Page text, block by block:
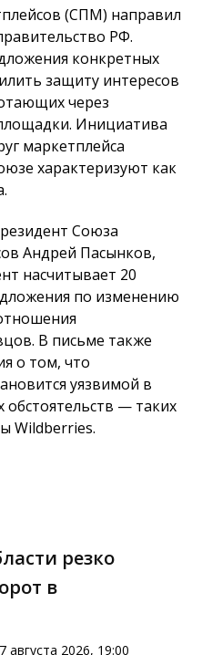
(СПМ) направил
РФ.
конкретных
защиту интересов
через
Инициатива
маркетплейса
характеризуют как
Союза
Андрей Пасынков,
насчитывает 20
по изменению
В письме также
о том, что
уязвимой в
— таких
Wildberries.
резко
в
августа 2026, 19:00